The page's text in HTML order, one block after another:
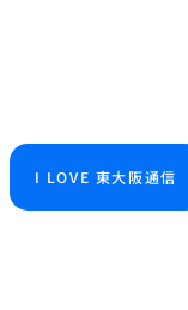
I LOVE 東大阪通信